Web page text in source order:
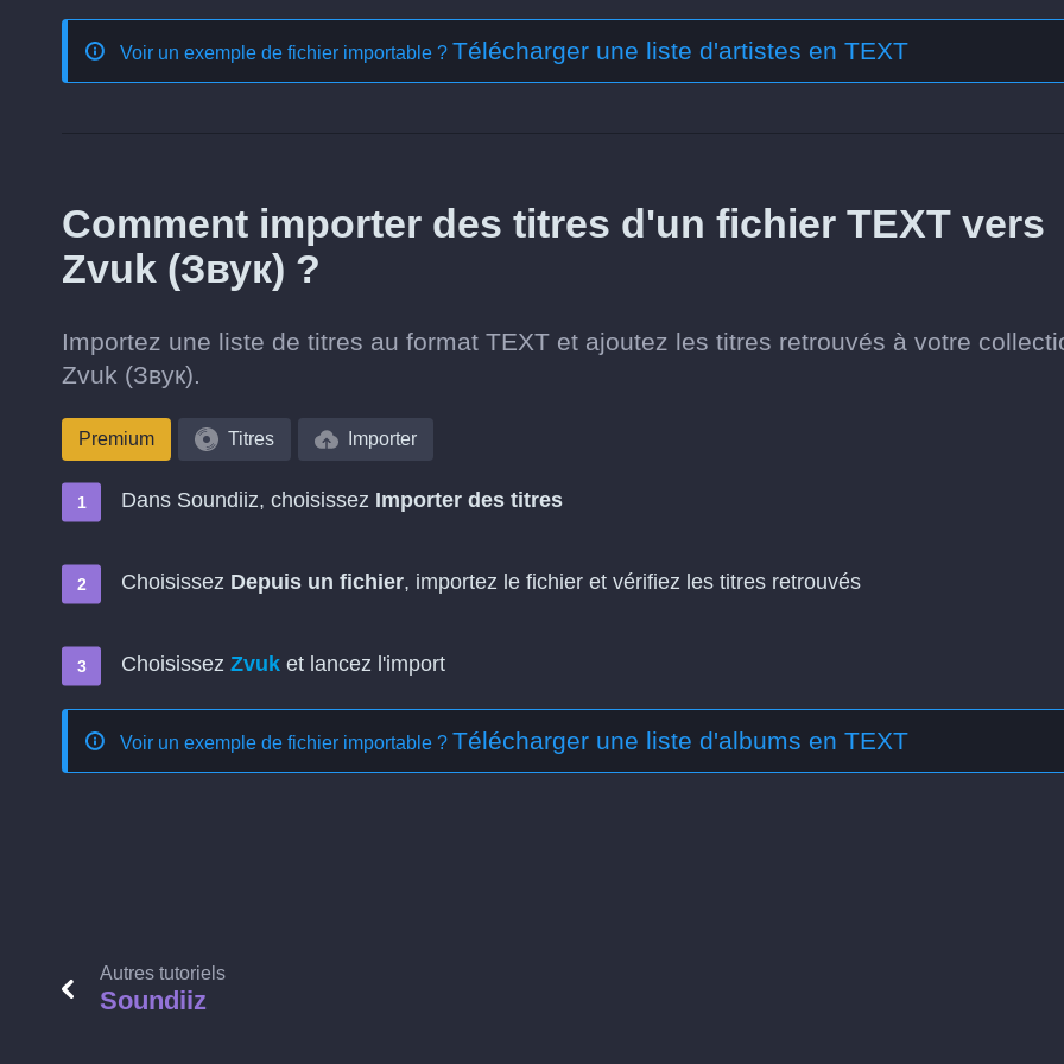
Voir un exemple de fichier importable ? Télécharger une liste d'artistes en TEXT
Comment importer des titres d'un fichier TEXT vers
Zvuk (Звук) ?
Importez une liste de titres au format TEXT et ajoutez les titres retrouvés à votre
Zvuk (Звук).
Premium Titres Importer
Dans Soundiiz, choisissez Importer des titres
Choisissez Depuis un fichier, importez le fichier et vérifiez les titres retrouvés
Choisissez Zvuk et lancez l'import
Voir un exemple de fichier importable ? Télécharger une liste d'albums en TEXT
Autres tutoriels
Soundiiz